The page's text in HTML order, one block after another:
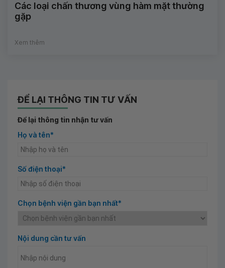
Các loại chấn thương vùng hàm mặt thường
gặp
Xem thêm
ĐỂ LẠI THÔNG TIN TƯ VẤN
Để lại thông tin nhận tư vấn
Họ và tên*
Số điện thoại*
Chọn bệnh viện gần bạn nhất*
Nội dung cần tư vấn